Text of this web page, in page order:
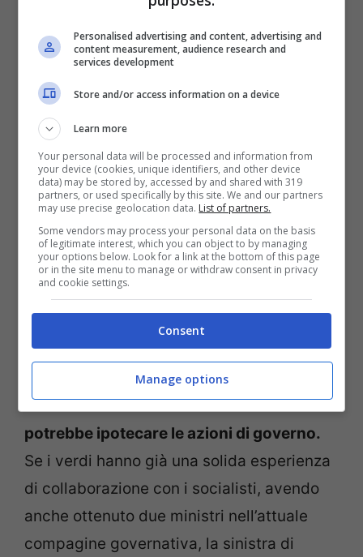
Le Pen sia accreditato tra il 14 e il 16%.
Si allontana, quindi, lo spettro di una
coabitazione, che renderebbe la vita molto
difficile a Hollande. Un’Assemblea a destra
e un Eliseo a sinistra sarebbero una
paralisi politica per la Francia, perché è
evidente che i due partiti difficilmente
troverebbero la quadra sugli argomenti più
importanti dell’agenda nazionale.
Ma un altro pericolo non meno serio per il
nuovo presidente si chiama alleanza.
Essere costretti a dipendere in
Parlamento dai voti dell’estrema sinistra
potrebbe ipotecare le azioni di governo.
Se i verdi hanno già una solida esperienza
di collaborazione con i socialisti, avendo
anche ottenuto due ministri nell’attuale
compagine governativa, la sinistra di
Personalised advertising and content, advertising and
content measurement, audience research and
services development
Store and/or access information on a device
Learn more
Your personal data will be processed and information from
your device (cookies, unique identifiers, and other device
data) may be stored by, accessed by and shared with 319
partners, or used specifically by this site. We and our partners
may use precise geolocation data. List of partners.
Some vendors may process your personal data on the basis
of legitimate interest, which you can object to by managing
your options below. Look for a link at the bottom of this page
or in the site menu to manage or withdraw consent in privacy
and cookie settings.
Consent
Manage options